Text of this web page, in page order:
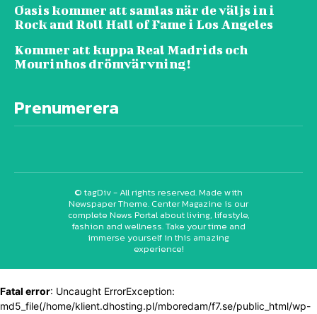
Oasis kommer att samlas när de väljs in i
Rock and Roll Hall of Fame i Los Angeles
Kommer att kuppa Real Madrids och
Mourinhos drömvärvning!
Prenumerera
© tagDiv - All rights reserved. Made with
Newspaper Theme. Center Magazine is our
complete News Portal about living, lifestyle,
fashion and wellness. Take your time and
immerse yourself in this amazing
experience!
Fatal error: Uncaught ErrorException:
md5_file(/home/klient.dhosting.pl/mboredam/f7.se/public_html/wp-